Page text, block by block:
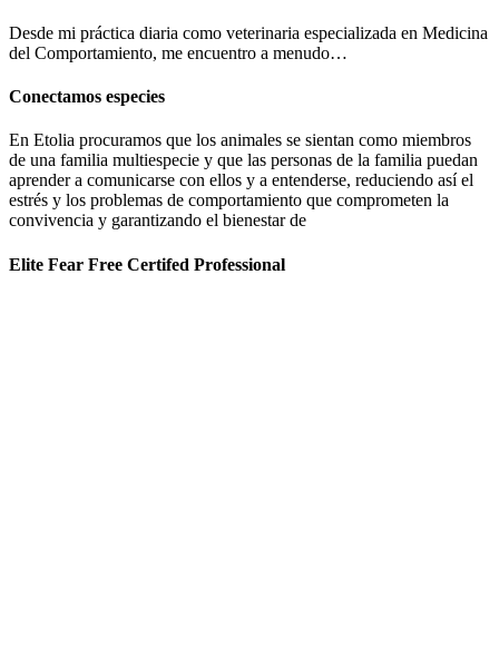
Desde mi práctica diaria como veterinaria especializada en Medicina
del Comportamiento, me encuentro a menudo…
Conectamos especies
En Etolia procuramos que los animales se sientan como miembros
de una familia multiespecie y que las personas de la familia puedan
aprender a comunicarse con ellos y a entenderse, reduciendo así el
estrés y los problemas de comportamiento que comprometen la
convivencia y garantizando el bienestar de
Elite Fear Free Certifed Professional